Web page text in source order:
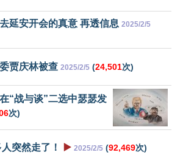
延安开会的真意 再透信息 2025/2/5
贾庆林被查 2025/2/5 (24,501次)
“战与谈”二选中瑟瑟发
次)
突然走了！ ▶️ 2025/2/5 (92,469次)